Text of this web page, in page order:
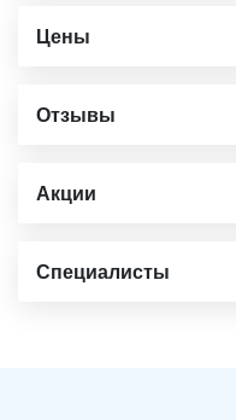
Цены
Отзывы
Акции
Специалисты